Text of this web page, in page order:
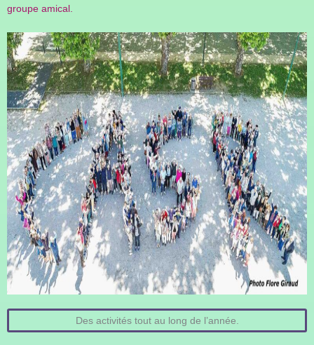
groupe amical.
Des activités tout au long de l’année.